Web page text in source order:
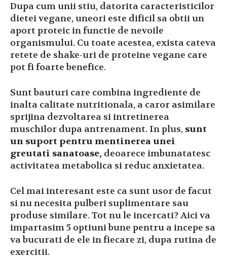
Dupa cum unii stiu, datorita caracteristicilor
dietei vegane, uneori este dificil sa obtii un
aport proteic in functie de nevoile
organismului. Cu toate acestea, exista cateva
retete de shake-uri de proteine ​​vegane care
pot fi foarte benefice.
Sunt bauturi care combina ingrediente de
inalta calitate nutritionala, a caror asimilare
sprijina dezvoltarea si intretinerea
muschilor dupa antrenament. In plus, sunt
un suport pentru mentinerea unei
greutati sanatoase, deoarece imbunatatesc
activitatea metabolica si reduc anxietatea.
Cel mai interesant este ca sunt usor de facut
si nu necesita pulberi suplimentare sau
produse similare. Tot nu le incercati? Aici va
impartasim 5 optiuni bune pentru a incepe sa
va bucurati de ele in fiecare zi, dupa rutina de
exercitii.